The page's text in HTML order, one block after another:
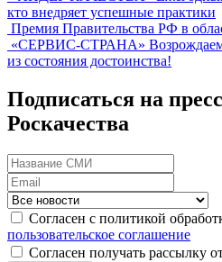
кто внедряет успешные практики
Премия Правительства РФ в
«СЕРВИС-СТРАНА»
из состояния достоинства!
Подписаться на
Роскачества
Согласен с политикой
пользовательское соглашение
Согласен получать рассылку